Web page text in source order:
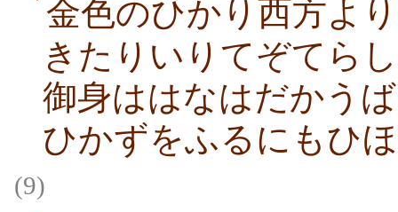
金色のひかり西方より
きたりいりてぞてら
御身ははなはだかう
ひかずをふるにもひ
(9)